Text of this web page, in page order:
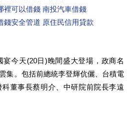
裡可以借錢 南投汽車借錢
錢安全管道 原住民信用貸款
今天(20日)晚間盛大登場，政商名
集。包括前總統李登輝伉儷、台積電
董事長蔡明介、中研院前院長李遠